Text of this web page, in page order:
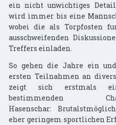
ein nicht unwichtiges
wird immer bis eine
wobei die als Torpfosten
ausschweifenden
Treffers einladen.
So gehen die Jahre ein
ersten Teilnahmen an
zeigt sich erstmals
bestimmenden
Hasenschar:
eher geringem sportlichen